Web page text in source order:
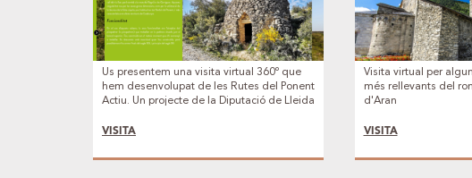
Us presentem una visita virtual 360º que
hem desenvolupat de les Rutes del Ponent
Actiu. Un projecte de la Diputació de Lleida
rellevant d'aquestes rutes: Castells, Pedra
VISITA
Visita virtual per
més rellevants del
d'Aran
VISITA